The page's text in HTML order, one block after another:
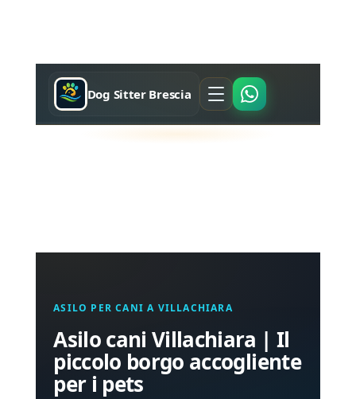
Dog Sitter Brescia
ASILO PER CANI A VILLACHIARA
Asilo cani Villachiara | Il
piccolo borgo accogliente
per i pets